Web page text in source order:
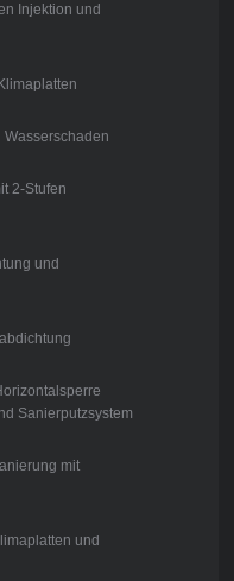
Injektion und
2-Stufen
und
Sanierputzsystem
mit
und